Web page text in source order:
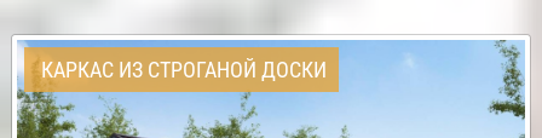
КАРКАС ИЗ СТРОГАНОЙ ДОСКИ